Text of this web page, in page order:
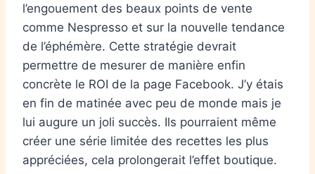
l’engouement des beaux points de vente
comme Nespresso et sur la nouvelle tendance
de l’éphémère. Cette stratégie devrait
permettre de mesurer de manière enfin
concrète le ROI de la page Facebook. J’y étais
en fin de matinée avec peu de monde mais je
lui augure un joli succès. Ils pourraient même
créer une série limitée des recettes les plus
appréciées, cela prolongerait l’effet boutique.